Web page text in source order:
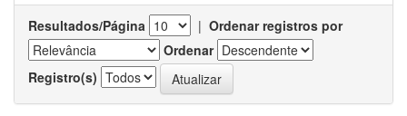
Resultados/Página | Ordenar registros por
Ordenar
Registro(s)